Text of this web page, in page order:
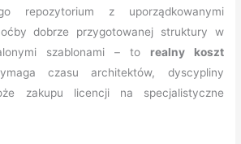
repozytorium z uporządkowanymi
dobrze przygotowanej struktury w
szablonami – to realny koszt
czasu architektów, dyscypliny
zakupu licencji na specjalistyczne